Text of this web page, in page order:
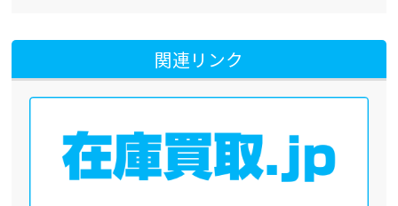
関連リンク